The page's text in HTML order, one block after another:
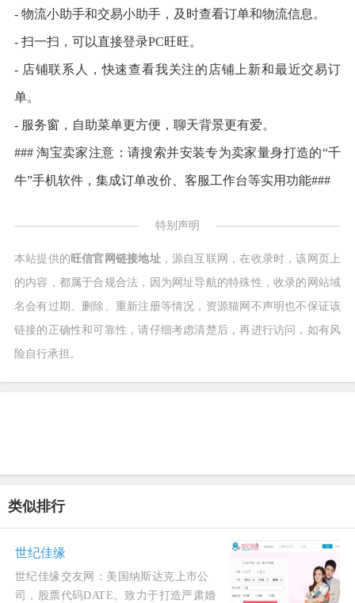
- 物流小助手和交易小助手，及时查看订单和物流信息。
- 扫一扫，可以直接登录PC旺旺。
- 店铺联系人，快速查看我关注的店铺上新和最近交易订
单。
- 服务窗，自助菜单更方便，聊天背景更有爱。
### 淘宝卖家注意：请搜索并安装专为卖家量身打造的“千
牛”手机软件，集成订单改价、客服工作台等实用功能###
特别声明
本站提供的旺信官网链接地址，源自互联网，在收录时，该网页上
的内容，都属于合规合法，因为网址导航的特殊性，收录的网站域
名会有过期、删除、重新注册等情况，资源猫网不声明也不保证该
链接的正确性和可靠性，请仔细考虑清楚后，再进行访问，如有风
险自行承担。
类似排行
世纪佳缘
世纪佳缘交友网：美国纳斯达克上市公
司，股票代码DATE。致力于打造严肃婚